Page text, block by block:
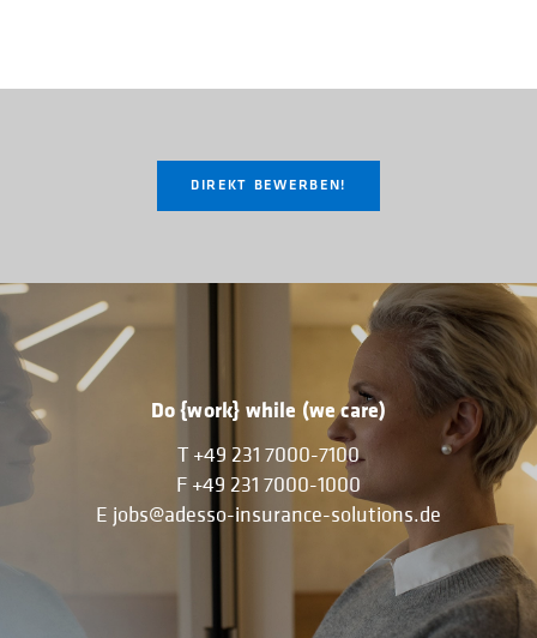
DIREKT BEWERBEN!
Do {work} while (we care)
T +49 231 7000-7100
F +49 231 7000-1000
E jobs@adesso-insurance-solutions.de